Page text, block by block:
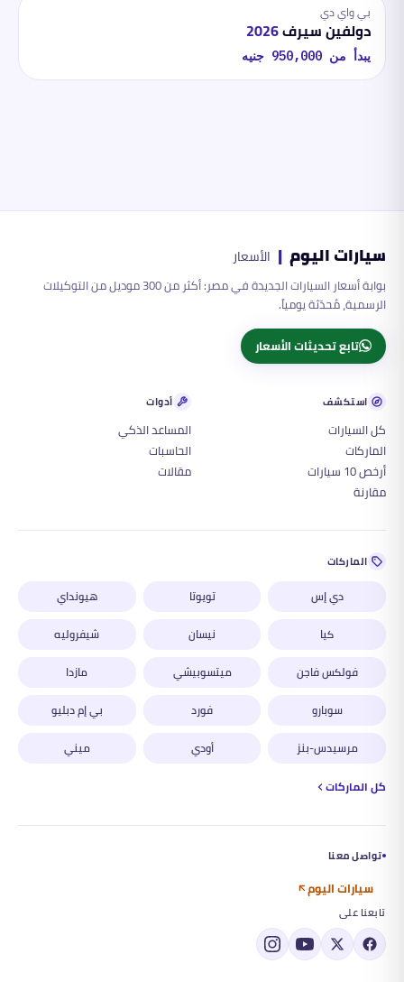
بي واي دي
دولفين سيرف2026
يبدأ من 950,000 جنيه
سيارات اليوم | الأسعار
بوابة أسعار السيارات الجديدة في مصر: أكثر من 300 موديل من التوكيلات
الرسمية، مُحدّثة يومياً.
تابع تحديثات الأسعار
استكشف
كل السيارات
الماركات
أرخص 10 سيارات
مقارنة
أدوات
المساعد الذكي
الحاسبات
مقالات
الماركات
دي إس تويوتا
هيونداي
كيا
نيسان
شيفروليه
فولكس فاجن
ميتسوبيشي
مازدا
سوبارو
فورد
بي إم دبليو
مرسيدس-بنز
أودي
ميني
كل الماركات
تواصل معنا
سيارات اليوم
تابعنا على